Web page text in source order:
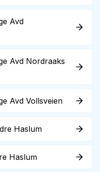
Avd
Avd Nordraaks
Avd Vollsveien
Haslum
Haslum